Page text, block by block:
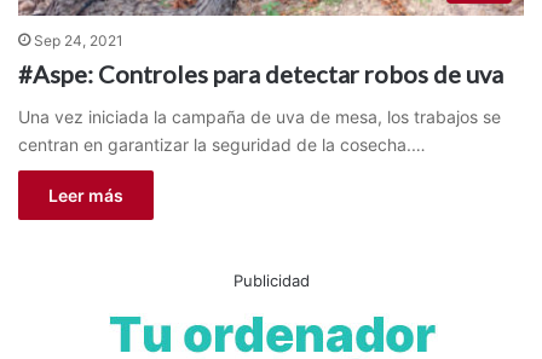
Sep 24, 2021
#Aspe: Controles para detectar robos de uva
Una vez iniciada la campaña de uva de mesa, los trabajos se
centran en garantizar la seguridad de la cosecha.…
Leer más
Publicidad